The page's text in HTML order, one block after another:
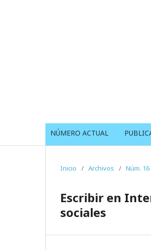
NÚMERO ACTUAL
Inicio / Archivos / Núm.
Escribir en
sociales